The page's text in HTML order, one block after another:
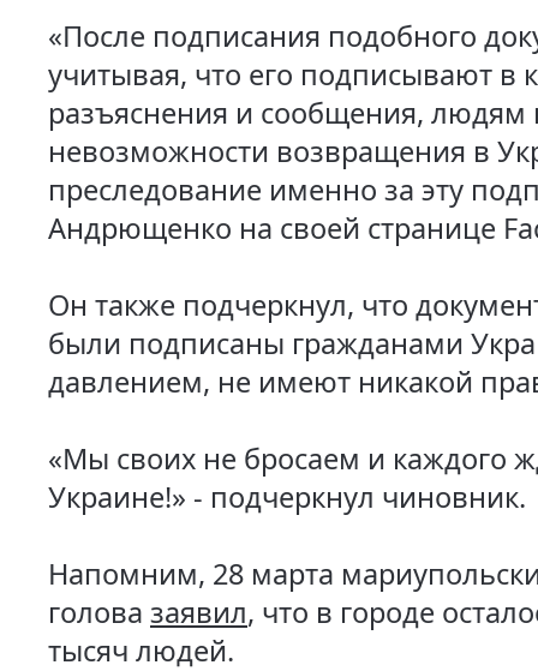
«После подписания подобного
учитывая, что его подписывают в
разъяснения и сообщения, людям
невозможности возвращения в
преследование именно за эту
Андрющенко на своей странице
Он также подчеркнул, что
были подписаны гражданами
давлением, не имеют никакой
«Мы своих не бросаем и каждого
Украине!» - подчеркнул чиновник.
Напомним, 28 марта
голова заявил, что в городе
тысяч людей.